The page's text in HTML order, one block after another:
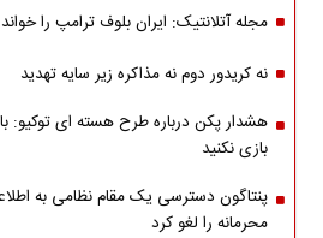
مجله آتلانتیک: ایران بلوف ترامپ را
نه کریدور دوم نه مذاکره زیر سایه تهدید
هشدار پکن درباره طرح هسته ای توکیو:
بازی نکنید
پنتاگون دسترسی یک مقام نظامی به
محرمانه را لغو کرد